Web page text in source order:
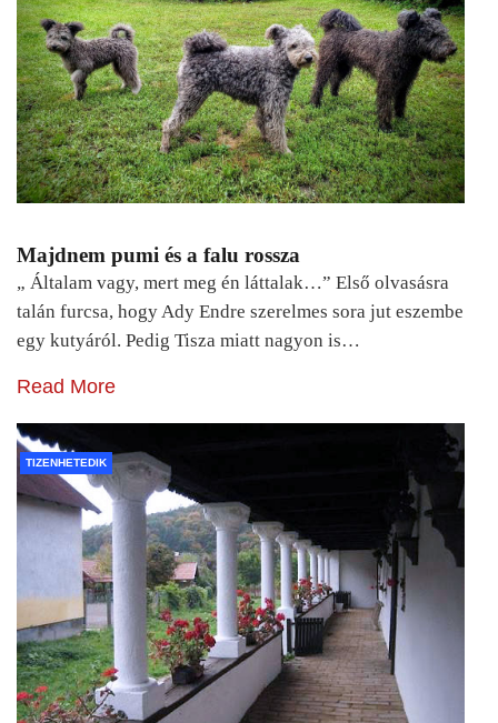
Majdnem pumi és a falu rossza
„ Általam vagy, mert meg én láttalak…” Első olvasásra
talán furcsa, hogy Ady Endre szerelmes sora jut eszembe
egy kutyáról. Pedig Tisza miatt nagyon is…
Read More
TIZENHETEDIK